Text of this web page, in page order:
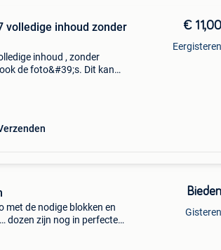
volledige inhoud zonder
inhoud , zonder
de foto&#39;s. Dit kan
€ 11,00
Eergisteren
met de nodige blokken en
dozen zijn nog in perfecte
Bieden
Gisteren